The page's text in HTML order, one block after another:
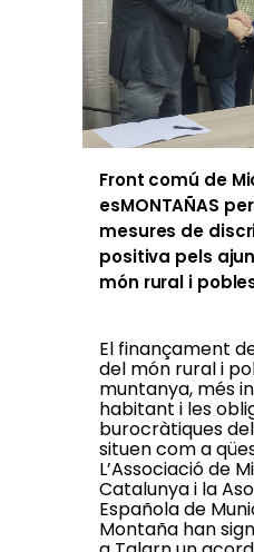
Front comú de
esMONTAÑAS
mesures de
positiva pels
món rural i
El finançament
del món rural i
muntanya, més
habitant i les
burocràtiques
situen com a
L’Associació de
Catalunya i la
Española de
Montaña han